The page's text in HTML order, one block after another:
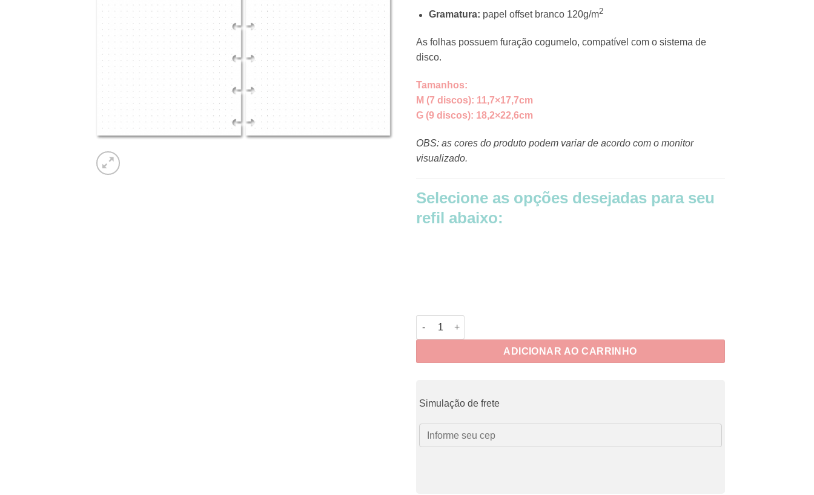
Gramatura: papel offset branco 120g/m2
As folhas possuem furação cogumelo, compatível com o sistema de
disco.
Tamanhos:
M (7 discos): 11,7×17,7cm
G (9 discos): 18,2×22,6cm
OBS: as cores do produto podem variar de acordo com o monitor
visualizado.
Selecione as opções desejadas para seu
refil abaixo:
Refil Pontilhado quantidade
ADICIONAR AO CARRINHO
Simulação de frete